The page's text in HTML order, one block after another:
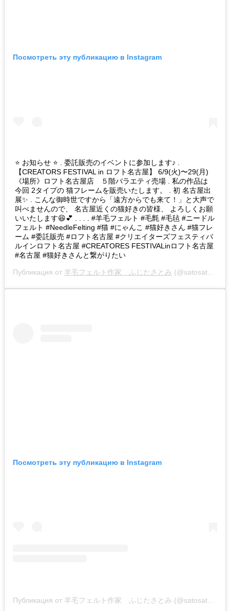
Посмотреть эту публикацию в Instagram
⭐ お知らせ ⭐ . 委託販売のイベントに参加します♪ .
【CREATORS FESTIVAL in ロフト名古屋】 6/9(火)〜29(月)
《場所》ロフト名古屋店 ５階バラエティ売場 . 私の作品は
今回 2タイプの 猫フレームを販売いたします。 . 初 名古屋出
展✨ . こんな御時世ですから「遠方からでも来て！」と大声で
叫べませんので、 名古屋近くの猫好きの皆様、 よろしくお願
いいたします😆💕 . . . . #羊毛フェルト #毛氈 #毛毡 #ニードル
フェルト #NeedleFelting #猫 #にゃんこ #猫好きさん #猫フレ
ーム #委託販売 #ロフト名古屋 #クリエイターズフェスティバ
ルインロフト名古屋 #CREATORES FESTIVALinロフト名古屋
#名古屋 #猫好きさんと繋がりたい
Публикация от 羊毛フェルト作家 ふじたさとみ (@satosatoyoumouclub)
Посмотреть эту публикацию в Instagram